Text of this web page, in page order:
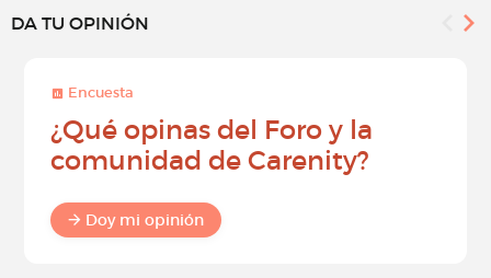
DA TU OPINIÓN
Encuesta
¿Qué opinas del Foro y la
comunidad de Carenity?
Doy mi opinión